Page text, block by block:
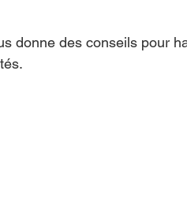
donne des conseils pour